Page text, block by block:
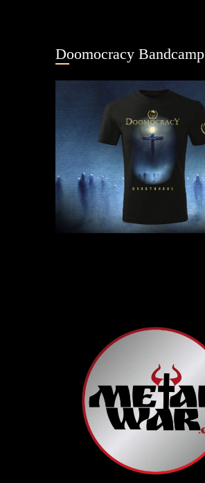
Doomocracy Bandcamp